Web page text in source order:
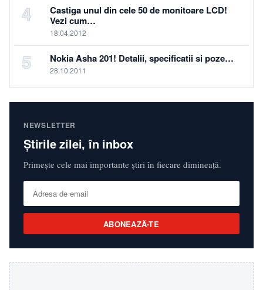
4
Castiga unul din cele 50 de monitoare LCD!
Vezi cum…
18.04.2012
5 Nokia Asha 201! Detalii, specificatii si poze…
28.10.2011
NEWSLETTER
Știrile zilei, în inbox
Primește cele mai importante știri în fiecare dimineață.
ABONEAZĂ-TE